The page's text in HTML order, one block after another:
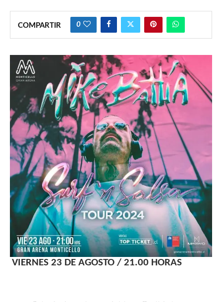
COMPARTIR 0
VIERNES 23 DE AGOSTO / 21.00 HORAS